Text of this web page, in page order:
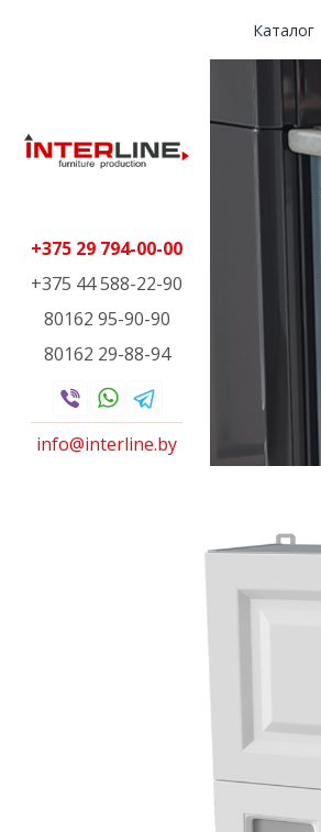
Каталог
+375 29 794-00-00
+375 44 588-22-90
80162 95-90-90
80162 29-88-94
info@interline.by